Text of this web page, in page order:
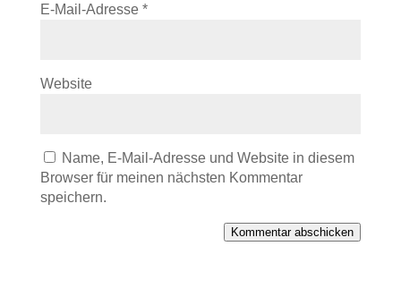
E-Mail-Adresse *
Website
Name, E-Mail-Adresse und Website in diesem
Browser für meinen nächsten Kommentar
speichern.
Kommentar abschicken